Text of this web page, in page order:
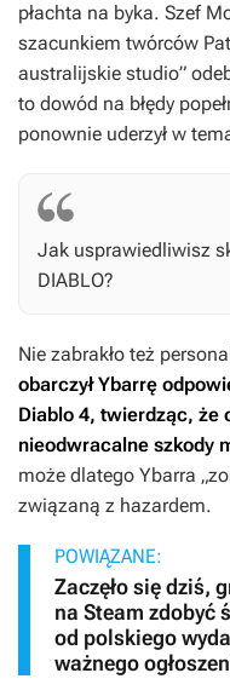
płachta na byka. Szef
szacunkiem twórców
australijskie studio”
to dowód na błędy
ponownie uderzył w
Jak usprawiedliwisz
DIABLO?
Nie zabrakło też
obarczył Ybarrę
Diablo 4, twierdząc, że
nieodwracalne szkody
może dlatego Ybarra
związaną z hazardem.
POWIĄZANE:
Zaczęło się dziś,
na Steam zdobyć
od polskiego
ważnego